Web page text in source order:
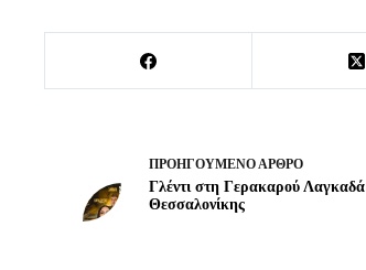
ΠΡΟΗΓΟΎΜΕΝΟ ΆΡΘΡΟ
Γλέντι στη Γερακαρού Λαγκαδά
Θεσσαλονίκης